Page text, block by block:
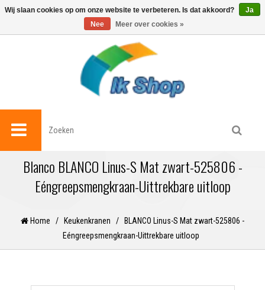
0
Blanco BLANCO Linus-S Mat zwart-525806 -
Eéngreepsmengkraan-Uittrekbare uitloop
Home / Keukenkranen /
BLANCO Linus-S Mat zwart-525806 -
Eéngreepsmengkraan-Uittrekbare uitloop
Wij slaan cookies op om onze website te verbeteren. Is dat akkoord?
Ja
Nee
Meer over cookies »